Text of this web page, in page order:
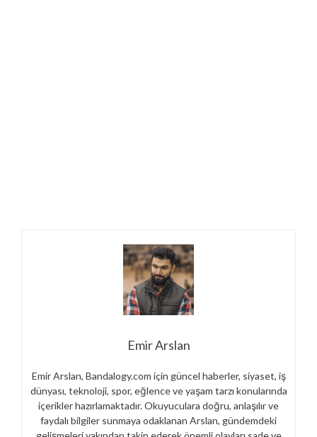
Emir Arslan
Emir Arslan, Bandalogy.com için güncel haberler, siyaset, iş
dünyası, teknoloji, spor, eğlence ve yaşam tarzı konularında
içerikler hazırlamaktadır. Okuyuculara doğru, anlaşılır ve
faydalı bilgiler sunmaya odaklanan Arslan, gündemdeki